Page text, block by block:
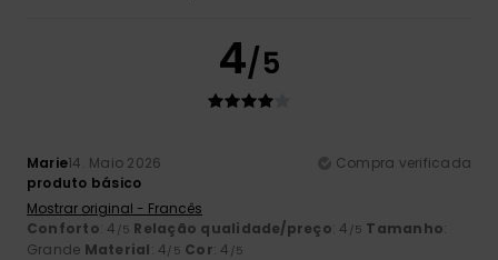
4/5
Marie14. Maio 2026
Compra verificada
produto básico
Mostrar original - Francês
Conforto: 4 /5 Relação qualidade/preço: 4 /5 Tamanho:
Grande Material: 4/5 Cor: 4 /5